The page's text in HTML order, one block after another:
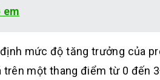
em
mức độ tăng trưởng của
một thang điểm từ 0 đến